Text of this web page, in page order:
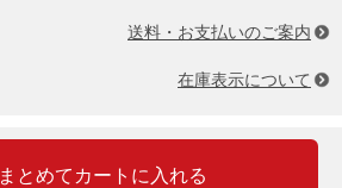
送料・お支払いのご案内
在庫表示について
まとめてカートに入れる